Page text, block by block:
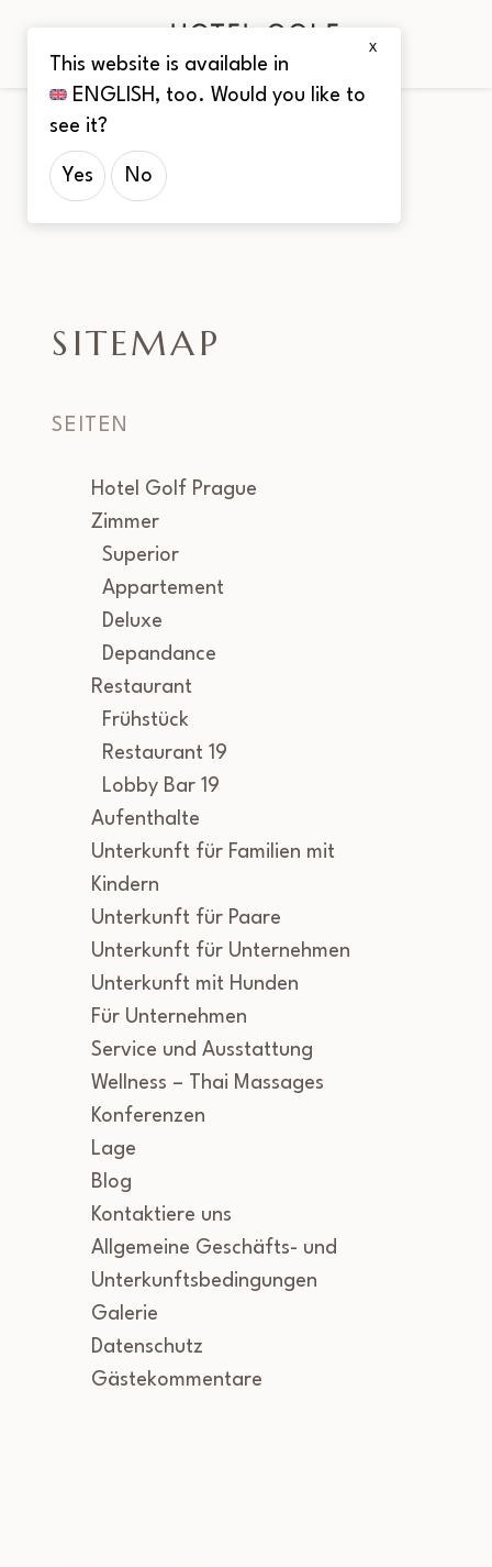
SITEMAP
SEITEN
Hotel Golf Prague
Zimmer
Superior
Appartement
Deluxe
Depandance
Restaurant
Frühstück
Restaurant 19
Lobby Bar 19
Aufenthalte
Unterkunft für Familien mit
Kindern
Unterkunft für Paare
Unterkunft für Unternehmen
Unterkunft mit Hunden
Für Unternehmen
Service und Ausstattung
Wellness – Thai Massages
Konferenzen
Lage
Blog
Kontaktiere uns
Allgemeine Geschäfts- und
Unterkunftsbedingungen
Galerie
Datenschutz
Gästekommentare
X
This website is available in
ENGLISH , too. Would you like to
see it?
Yes No